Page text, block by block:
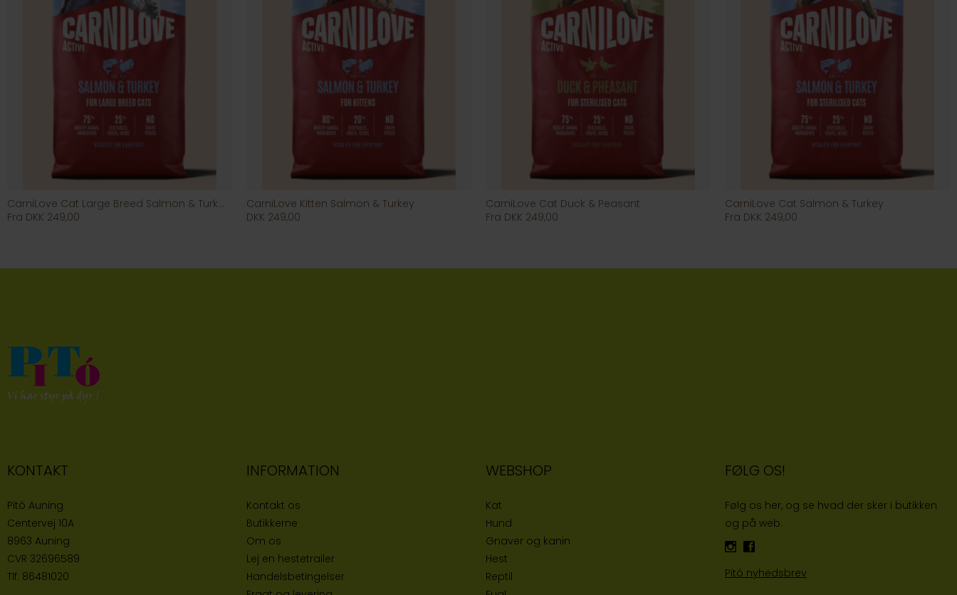
CarniLove Cat Large Breed Salmon & Turkey
Fra DKK 249,00
CarniLove Kitten Salmon & Turkey
DKK 249,00
CarniLove Cat Duck & Peasant
Fra DKK 249,00
CarniLove Cat Salmon & Turkey
Fra DKK 249,00
KONTAKT
Pitó Auning
Centervej 10A
8963 Auning
CVR 32696589
Tlf: 86481020
INFORMATION
Kontakt os
Butikkerne
Om os
Lej en hestetrailer
Handelsbetingelser
WEBSHOP
Kat
Hund
Gnaver og kanin
Hest
Reptil
FØLG OS!
Følg os her, og se hvad der sker i butikken
og på web:
Pitó nyhedsbrev